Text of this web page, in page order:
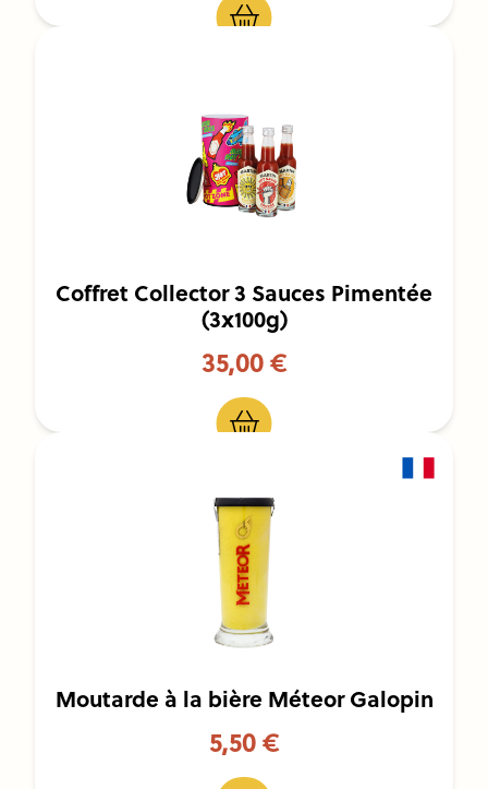
Coffret Collector 3 Sauces Pimentée
(3x100g)
35,00 €
Moutarde à la bière Méteor Galopin
5,50 €